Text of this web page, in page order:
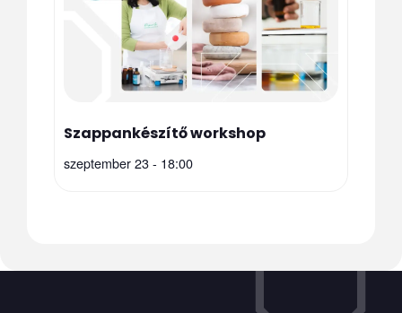
Szappankészítő workshop
szeptember 23 - 18:00